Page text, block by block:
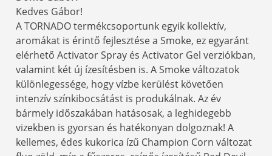
Kedves Gábor!
A TORNADO termékcsoportunk egyik kollektív,
aromákat is érintő fejlesztése a Smoke, ez egyaránt
elérhető Activator Spray és Activator Gel verziókban,
valamint két új ízesítésben is. A Smoke változatok
különlegessége, hogy vízbe kerülést követően
intenzív színkibocsátást is produkálnak. Az év
bármely időszakában hatásosak, a leghidegebb
vizekben is gyorsan és hatékonyan dolgoznak! A
kellemes, édes kukorica ízű Champion Corn változat